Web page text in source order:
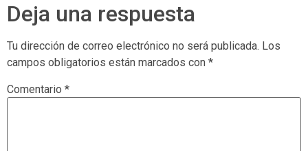
Deja una respuesta
Tu dirección de correo electrónico no será publicada. Los
campos obligatorios están marcados con *
Comentario *